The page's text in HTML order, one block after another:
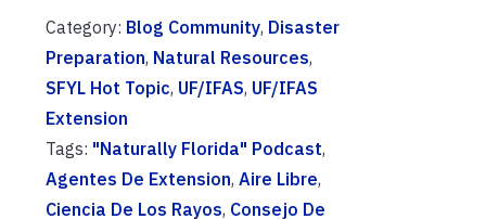
Category: Blog Community, Disaster
Preparation, Natural Resources,
SFYL Hot Topic, UF/IFAS, UF/IFAS
Extension
Tags: "Naturally Florida" Podcast,
Agentes De Extension, Aire Libre,
Ciencia De Los Rayos, Consejo De